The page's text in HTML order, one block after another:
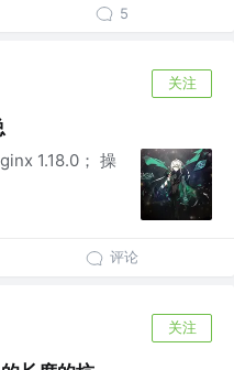
5
关注
1.18.0； 操
评论
关注